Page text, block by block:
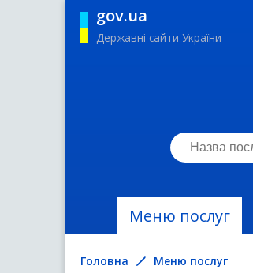
gov.ua
Державні сайти України
Меню послуг
Головна Меню послуг